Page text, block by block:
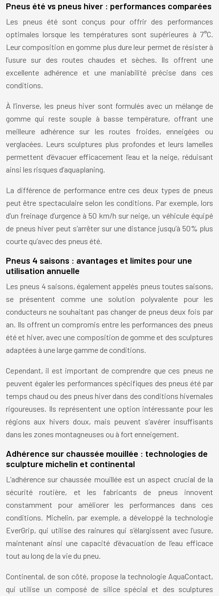
Pneus été vs pneus hiver : performances comparées
Les pneus été sont conçus pour offrir des performances
optimales lorsque les températures sont supérieures à 7°C.
Leur composition en gomme plus dure leur permet de résister à
l’usure sur des routes chaudes et sèches. Ils offrent une
excellente adhérence et une maniabilité précise dans ces
conditions.
À l’inverse, les pneus hiver sont formulés avec un mélange de
gomme qui reste souple à basse température, offrant une
meilleure adhérence sur les routes froides, enneigées ou
verglacées. Leurs sculptures plus profondes et leurs lamelles
permettent d’évacuer efficacement l’eau et la neige, réduisant
ainsi les risques d’aquaplaning.
La différence de performance entre ces deux types de pneus
peut être spectaculaire selon les conditions. Par exemple, lors
d’un freinage d’urgence à 50 km/h sur neige, un véhicule équipé
de pneus hiver peut s’arrêter sur une distance jusqu’à 50% plus
courte qu’avec des pneus été.
Pneus 4 saisons : avantages et limites pour une
utilisation annuelle
Les pneus 4 saisons, également appelés pneus toutes saisons,
se présentent comme une solution polyvalente pour les
conducteurs ne souhaitant pas changer de pneus deux fois par
an. Ils offrent un compromis entre les performances des pneus
été et hiver, avec une composition de gomme et des sculptures
adaptées à une large gamme de conditions.
Cependant, il est important de comprendre que ces pneus ne
peuvent égaler les performances spécifiques des pneus été par
temps chaud ou des pneus hiver dans des conditions hivernales
rigoureuses. Ils représentent une option intéressante pour les
régions aux hivers doux, mais peuvent s’avérer insuffisants
dans les zones montagneuses ou à fort enneigement.
Adhérence sur chaussée mouillée : technologies de
sculpture michelin et continental
L’adhérence sur chaussée mouillée est un aspect crucial de la
sécurité routière, et les fabricants de pneus innovent
constamment pour améliorer les performances dans ces
conditions. Michelin, par exemple, a développé la technologie
EverGrip, qui utilise des rainures qui s’élargissent avec l’usure,
maintenant ainsi une capacité d’évacuation de l’eau efficace
tout au long de la vie du pneu.
Continental, de son côté, propose la technologie AquaContact,
qui utilise un composé de silice spécial et des sculptures